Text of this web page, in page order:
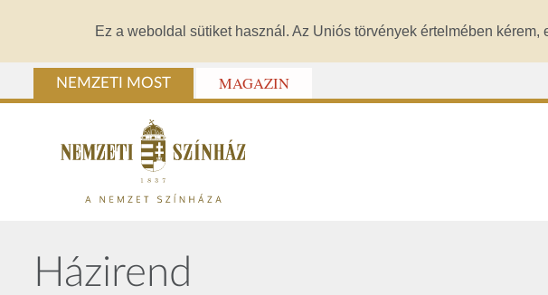
Ez a weboldal sütiket használ. Az Uniós törvények értelmében
NEMZETI MOST MAGAZIN
Házirend